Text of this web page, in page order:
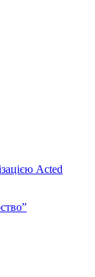
Acted